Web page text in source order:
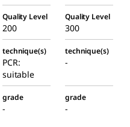
Quality Level
200
Quality Level
300
technique(s)
PCR:
suitable
technique(s)
-
grade
-
grade
-